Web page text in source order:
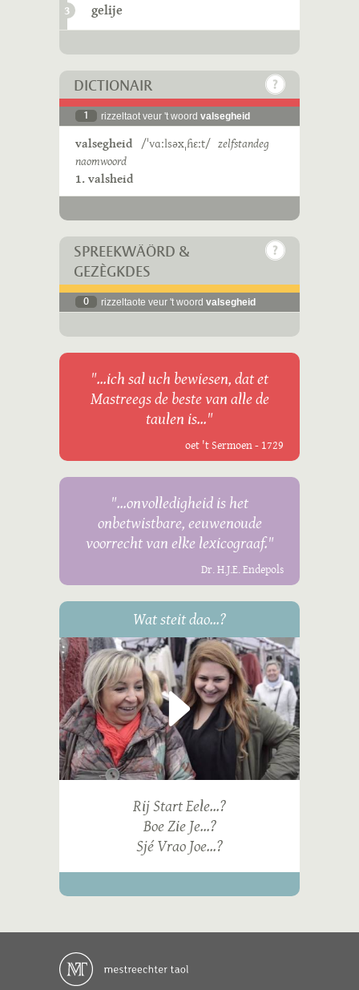
3 gelije
DICTIONAIR
1 rizzeltaot veur 't woord valsegheid
valsegheid /ˈvɑːlsəxˌɦɛːt/ zelfstandeg
naomwoord
1. valsheid
SPREEKWÄÖRD &
GEZÈGKDES
0 rizzeltaote veur 't woord valsegheid
"...ich sal uch bewiesen, dat et
Mastreegs de beste van alle de
taulen is..."
oet 't Sermoen - 1729
"...onvolledigheid is het
onbetwistbare, eeuwenoude
voorrecht van elke lexicograaf."
Dr. H.J.E. Endepols
Wat steit dao...?
Rij Start Eele...?
Boe Zie Je...?
Sjé Vrao Joe...?